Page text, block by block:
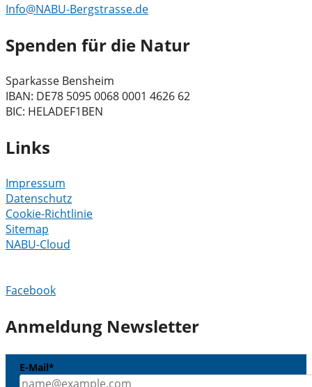
Info@NABU-Bergstrasse.de
Spenden für die Natur
Sparkasse Bensheim
IBAN: DE78 5095 0068 0001 4626 62
BIC: HELADEF1BEN
Links
Impressum
Datenschutz
Cookie-Richtlinie
Sitemap
NABU-Cloud
Facebook
Anmeldung Newsletter
E-Mail*